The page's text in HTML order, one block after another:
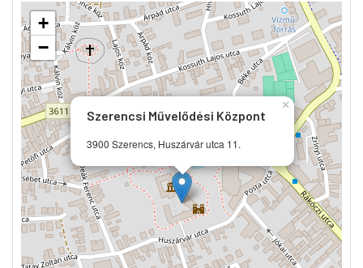
Szerencsi Művelődési Központ
3900 Szerencs, Huszárvár utca 11.
×
+
−